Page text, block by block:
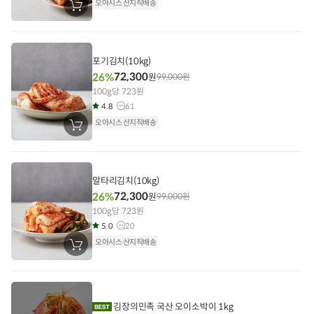
장
바
에
오아시스 산지직배송
장
바
에
포기김치(10kg)
26%72,300원99,000원
100g당 723원
4.8
61
오아시스 산지직배송
장
바
에
기
알타리김치(10kg)
26%72,300원99,000원
100g당 723원
5.0
20
오아시스 산지직배송
김장의민족 국산 오이소박이 1kg